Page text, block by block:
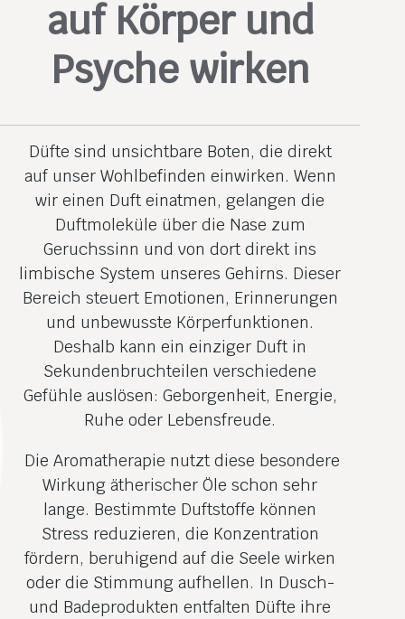
auf Körper und
Psyche wirken
Düfte sind unsichtbare Boten, die direkt
auf unser Wohlbefinden einwirken. Wenn
wir einen Duft einatmen, gelangen die
Duftmoleküle über die Nase zum
Geruchssinn und von dort direkt ins
limbische System unseres Gehirns. Dieser
Bereich steuert Emotionen, Erinnerungen
und unbewusste Körperfunktionen.
Deshalb kann ein einziger Duft in
Sekundenbruchteilen verschiedene
Gefühle auslösen: Geborgenheit, Energie,
Ruhe oder Lebensfreude.
Die Aromatherapie nutzt diese besondere
Wirkung ätherischer Öle schon sehr
lange. Bestimmte Duftstoffe können
Stress reduzieren, die Konzentration
fördern, beruhigend auf die Seele wirken
oder die Stimmung aufhellen. In Dusch-
und Badeprodukten entfalten Düfte ihre